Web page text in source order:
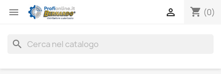
 shopping_cart (0)

search